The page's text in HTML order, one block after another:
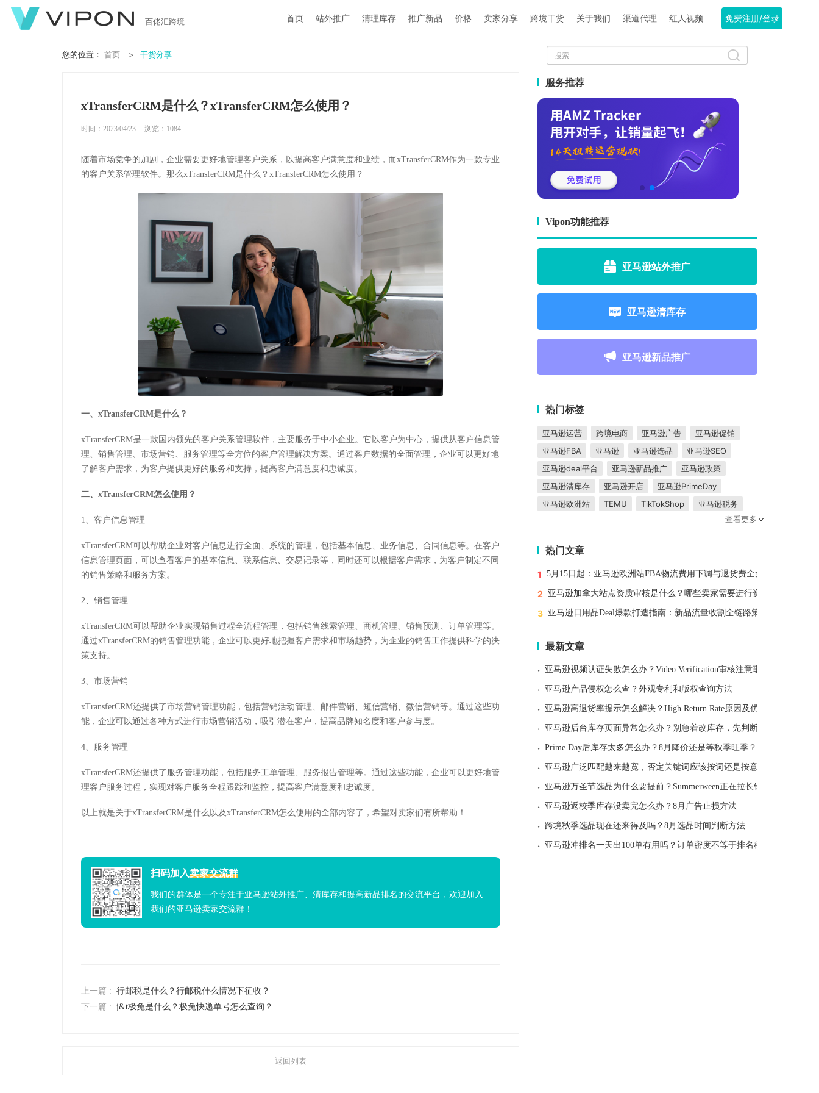
百佬汇跨境 首页 站外推广 清理库存 推广新品 价格 卖家分享 跨境干货 关于我们 渠道代理 红人视频 免费注册/登录
您的位置： 首页 干货分享
xTransferCRM是什么？xTransferCRM怎么使用？
时间：2023/04/23 浏览： 1084
随着市场竞争的加剧，企业需要更好地管理客户关系，以提高客户满意度和业绩，而xTransferCRM作为一款专业
的客户关系管理软件。那么xTransferCRM是什么？xTransferCRM怎么使用？
一、xTransferCRM是什么？
xTransferCRM是一款国内领先的客户关系管理软件，主要服务于中小企业。它以客户为中心，提供从客户信息管
理、销售管理、市场营销、服务管理等全方位的客户管理解决方案。通过客户数据的全面管理，企业可以更好地
了解客户需求，为客户提供更好的服务和支持，提高客户满意度和忠诚度。
二、xTransferCRM怎么使用？
1、客户信息管理
xTransferCRM可以帮助企业对客户信息进行全面、系统的管理，包括基本信息、业务信息、合同信息等。在客户
信息管理页面，可以查看客户的基本信息、联系信息、交易记录等，同时还可以根据客户需求，为客户制定不同
的销售策略和服务方案。
2、销售管理
xTransferCRM可以帮助企业实现销售过程全流程管理，包括销售线索管理、商机管理、销售预测、订单管理等。
通过xTransferCRM的销售管理功能，企业可以更好地把握客户需求和市场趋势，为企业的销售工作提供科学的决
策支持。
3、市场营销
xTransferCRM还提供了市场营销管理功能，包括营销活动管理、邮件营销、短信营销、微信营销等。通过这些功
能，企业可以通过各种方式进行市场营销活动，吸引潜在客户，提高品牌知名度和客户参与度。
4、服务管理
xTransferCRM还提供了服务管理功能，包括服务工单管理、服务报告管理等。通过这些功能，企业可以更好地管
理客户服务过程，实现对客户服务全程跟踪和监控，提高客户满意度和忠诚度。
以上就是关于xTransferCRM是什么以及xTransferCRM怎么使用的全部内容了，希望对卖家们有所帮助！
扫码加入卖家交流群
我们的群体是一个专注于亚马逊站外推广、清库存和提高新品排名的交流平台，欢迎加入
我们的亚马逊卖家交流群！
上一篇 : 行邮税是什么？行邮税什么情况下征收？
下一篇 : j&t极兔是什么？极兔快递单号怎么查询？
返回列表
服务推荐
Vipon功能推荐
亚马逊站外推广
亚马逊清库存
亚马逊新品推广
热门标签
亚马逊运营 跨境电商 亚马逊广告
亚马逊促销
亚马逊FBA
亚马逊 亚马逊选品
亚马逊SEO
亚马逊deal平台
亚马逊新品推广
亚马逊政策
亚马逊清库存
亚马逊开店
亚马逊PrimeDay
亚马逊欧洲站
TEMU TikTokShop
亚马逊税务
东南亚市场
DeepSeek
亚马逊站外推广体系课
亚马逊春季大促
Deal平台
亚马逊选品思路
亚马逊旺季 亚马逊BD
站外引流
选品策略
Deal站 PrimeDay
站外促销
查看更多
热门文章
1 5月15日起：亚马逊欧洲站FBA物流费用下调与退货费全免解读
2 亚马逊加拿大站点资质审核是什么？哪些卖家需要进行资质审核？
3 亚马逊日用品Deal爆款打造指南：新品流量收割全链路策略
最新文章
· 亚马逊视频认证失败怎么办？Video Verification审核注意事项
· 亚马逊产品侵权怎么查？外观专利和版权查询方法
· 亚马逊高退货率提示怎么解决？High Return Rate原因及优化方法
· 亚马逊后台库存页面异常怎么办？别急着改库存，先判断是不是系统故障
· Prime Day后库存太多怎么办？8月降价还是等秋季旺季？
· 亚马逊广泛匹配越来越宽，否定关键词应该按词还是按意图？
· 亚马逊万圣节选品为什么要提前？Summerween正在拉长销售周期
· 亚马逊返校季库存没卖完怎么办？8月广告止损方法
· 跨境秋季选品现在还来得及吗？8月选品时间判断方法
· 亚马逊冲排名一天出100单有用吗？订单密度不等于排名稳定